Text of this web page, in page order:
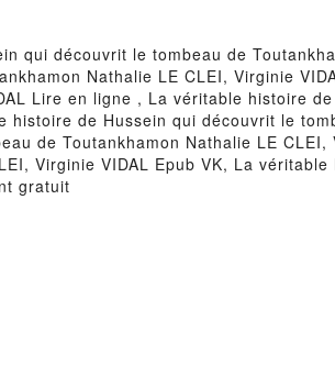
qui découvrit le tombeau de
Nathalie LE CLEI, Virginie
Lire en ligne , La véritable histoire
histoire de Hussein qui découvrit le
de Toutankhamon Nathalie LE
Virginie VIDAL Epub VK, La
gratuit